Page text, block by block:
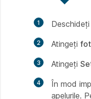
1 Deschideți
2 Atingeți
3 Atingeți
4 În mod
apelurile.